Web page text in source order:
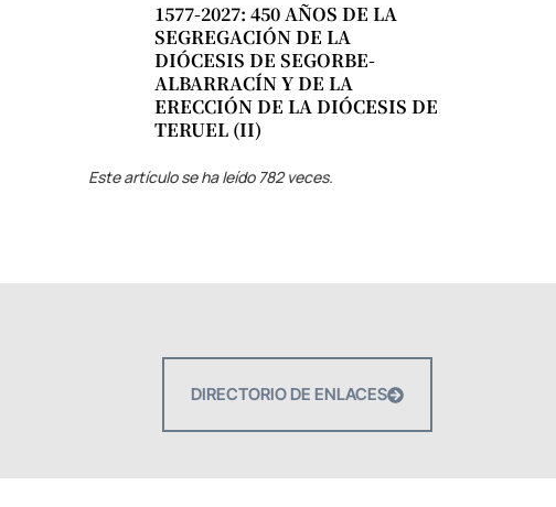
1577-2027: 450 AÑOS DE LA
SEGREGACIÓN DE LA
DIÓCESIS DE SEGORBE-
ALBARRACÍN Y DE LA
ERECCIÓN DE LA DIÓCESIS DE
TERUEL (II)
Este artículo se ha leído 782 veces.
DIRECTORIO DE ENLACES